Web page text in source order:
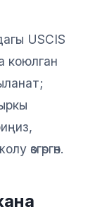
USCIS
коюлган
өзгөргөн.